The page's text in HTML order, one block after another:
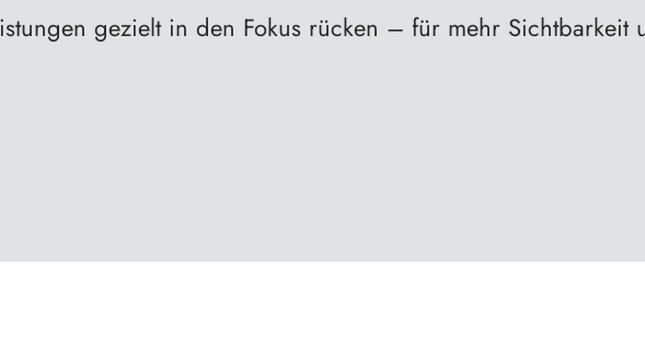
gezielt in den Fokus rücken – für mehr Sichtbarkeit